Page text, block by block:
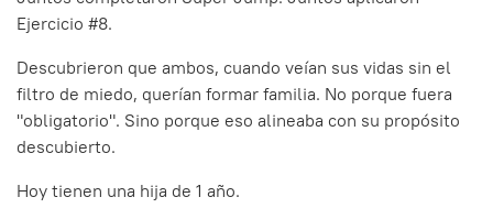
Ejercicio #8.
Descubrieron que ambos, cuando veían sus vidas sin el
filtro de miedo, querían formar familia. No porque fuera
"obligatorio". Sino porque eso alineaba con su propósito
descubierto.
Hoy tienen una hija de 1 año.